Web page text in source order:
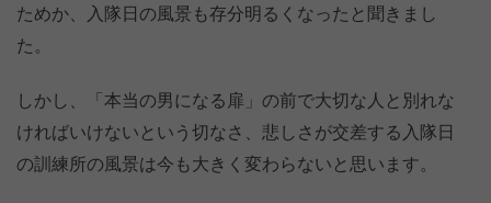
ためか、入隊日の風景も存分明るくなったと聞きまし
た。
しかし、「本当の男になる扉」の前で大切な人と別れな
ければいけないという切なさ、悲しさが交差する入隊日
の訓練所の風景は今も大きく変わらないと思います。